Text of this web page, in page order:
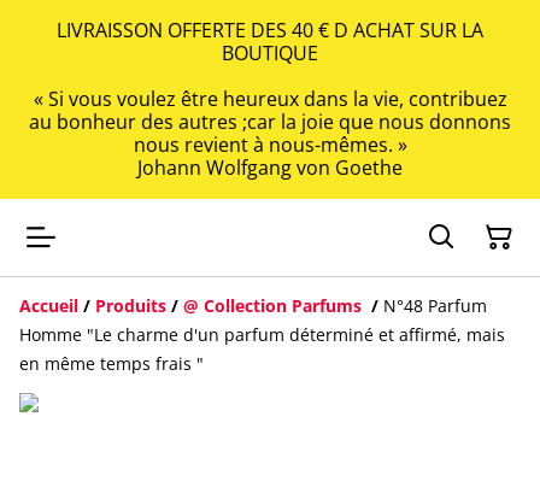
LIVRAISSON OFFERTE DES 40 € D ACHAT SUR LA
BOUTIQUE
« Si vous voulez être heureux dans la vie, contribuez
au bonheur des autres ;car la joie que nous donnons
nous revient à nous-mêmes. »
Johann Wolfgang von Goethe
Accueil / Produits / @ Collection Parfums / N°48 Parfum
Homme "Le charme d'un parfum déterminé et affirmé, mais
en même temps frais "